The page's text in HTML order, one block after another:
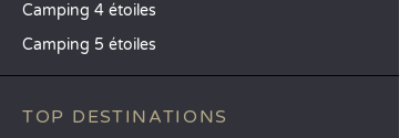
Camping 4 étoiles
Camping 5 étoiles
TOP DESTINATIONS